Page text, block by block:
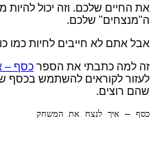
את החיים שלכם. וזה יכול
ה"מנצחים" שלכם.
אבל אתם לא חייבים לחיות כמו
זה למה כתבתי את הספר כסף –
לעזור לקוראים להשתמש בכסף
שהם רוצים.
כסף – איך לנצח את המשחק